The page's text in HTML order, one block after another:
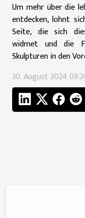
Um mehr über die
entdecken, lohnt
Seite, die sich
widmet und die
Skulpturen in den
30. August 2024